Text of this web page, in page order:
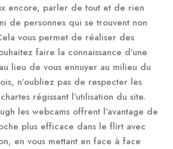
encore, parler de tout et de rien
de personnes qui se trouvent non
vous permet de réaliser des
faire la connaissance d’une
lieu de vous ennuyer au milieu du
n’oubliez pas de respecter les
régissant l’utilisation du site.
les webcams offrent l’avantage de
plus efficace dans le flirt avec
en vous mettant en face à face